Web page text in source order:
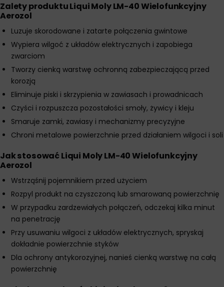
Zalety produktu Liqui Moly LM-40 Wielofunkcyjny
Aerozol
Luzuje skorodowane i zatarte połączenia gwintowe
Wypiera wilgoć z układów elektrycznych i zapobiega
zwarciom
Tworzy cienką warstwę ochronną zabezpieczającą przed
korozją
Eliminuje piski i skrzypienia w zawiasach i prowadnicach
Czyści i rozpuszcza pozostałości smoły, żywicy i kleju
Smaruje zamki, zawiasy i mechanizmy precyzyjne
Chroni metalowe powierzchnie przed działaniem wilgoci i soli
Jak stosować Liqui Moly LM-40 Wielofunkcyjny
Aerozol
Wstrząśnij pojemnikiem przed użyciem
Rozpyl produkt na czyszczoną lub smarowaną powierzchnię
W przypadku zardzewiałych połączeń, odczekaj kilka minut
na penetrację
Przy usuwaniu wilgoci z układów elektrycznych, spryskaj
dokładnie powierzchnie styków
Dla ochrony antykorozyjnej, nanieś cienką warstwę na całą
powierzchnię